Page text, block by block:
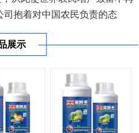
司抱着对中国农民负责的态
详情]
展示